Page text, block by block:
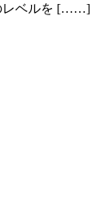
レベルを [……]